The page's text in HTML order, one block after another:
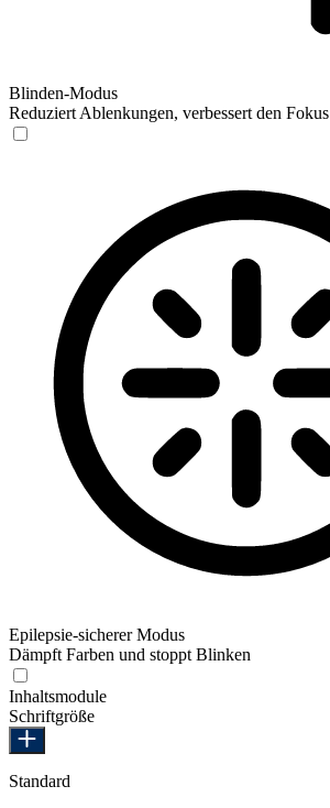
Blinden-Modus
Reduziert Ablenkungen, verbessert den Fokus
Epilepsie-sicherer Modus
Dämpft Farben und stoppt Blinken
Inhaltsmodule
Schriftgröße
Standard